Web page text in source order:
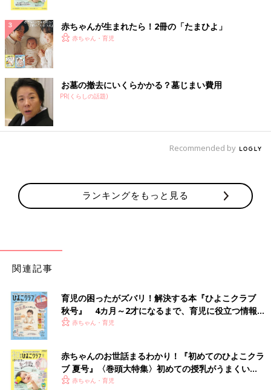
出典：Instagramアカウント「myok_home」
こちらはmyok_homeさんがセリアで購入したウェットシートミ
ニ。サイズ感が気に入っており、
入れているそうです。1袋10枚入りとやや少なめですが、衛生的
でいいと満足している様子♪ こちらは3個セットで販売されてい
お子さんのお気に入り♪ ポケットタオル
赤ちゃんが生まれたら！2冊の「たまひよ」
赤ちゃん・育児
お墓の撤去にいくらかかる？墓じまい費用
PR(くらしの話題)
Recommended by
ランキングをもっと見る
関連記事
育児の困ったがズバリ！解決する本『ひよこクラブ
秋号』 4カ月～2才になるまで、育児に役立つ情報が
いっぱい！
赤ちゃん・育児
赤ちゃんのお世話まるわかり！『初めてのひよこクラ
ブ 夏号』〈巻頭大特集〉初めての授乳がうまくい
く！ おっぱい・ミルクの基本と夏のトラブル 解決テ
赤ちゃん・育児